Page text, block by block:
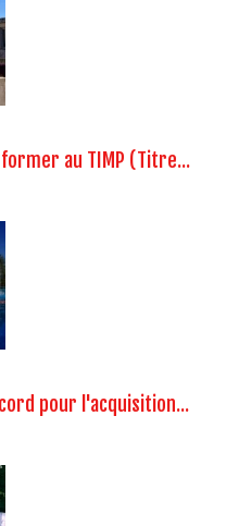
au TIMP (Titre...
pour l'acquisition...